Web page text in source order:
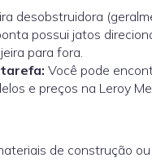
desobstruidora
possui jatos
para fora.
Você pode
e preços na Leroy
de construção